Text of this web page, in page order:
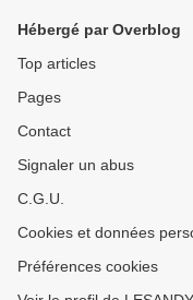
Hébergé par Overblog
Top articles
Pages
Contact
Signaler un abus
C.G.U.
Cookies et données
Préférences cookies